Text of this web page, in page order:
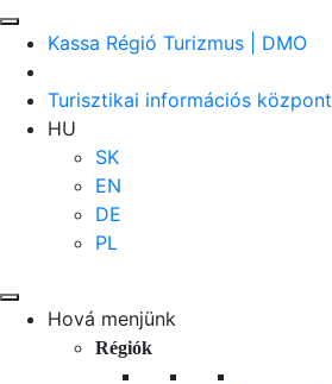
Kassa Régió Turizmus | DMO
Turisztikai információs központ
HU
SK
EN
DE
PL
Hová menjünk
Régiók